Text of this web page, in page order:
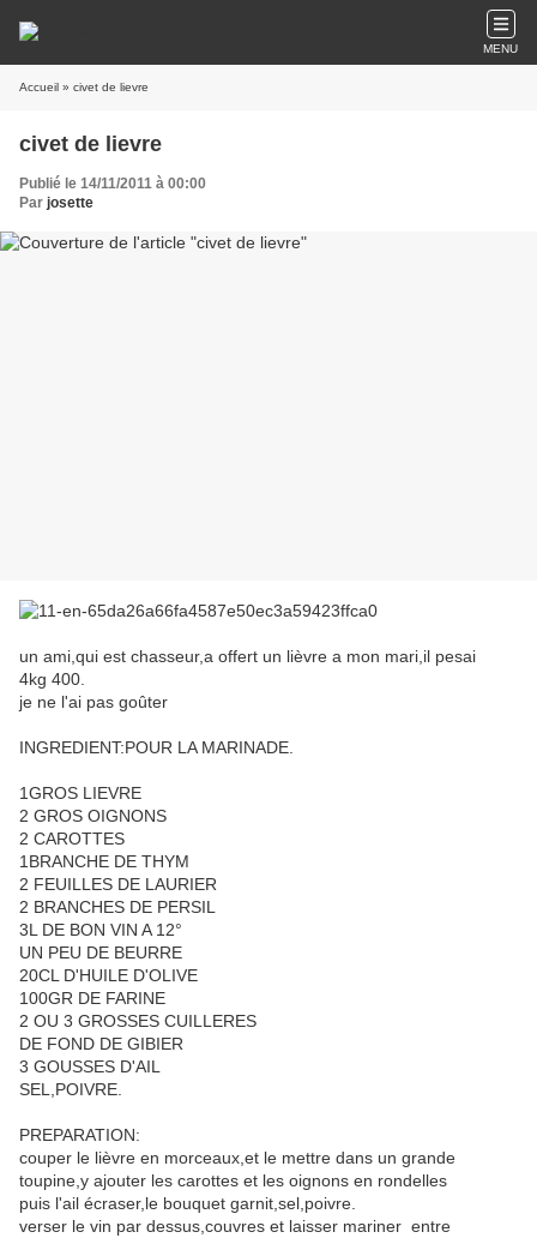
MENU
Accueil » civet de lievre
civet de lievre
Publié le 14/11/2011 à 00:00
Par josette
un ami,qui est chasseur,a offert un lièvre a mon mari,il pesai
4kg 400.
je ne l'ai pas goûter
INGREDIENT:POUR LA MARINADE.
1GROS LIEVRE
2 GROS OIGNONS
2 CAROTTES
1BRANCHE DE THYM
2 FEUILLES DE LAURIER
2 BRANCHES DE PERSIL
3L DE BON VIN A 12°
UN PEU DE BEURRE
20CL D'HUILE D'OLIVE
100GR DE FARINE
2 OU 3 GROSSES CUILLERES
DE FOND DE GIBIER
3 GOUSSES D'AIL
SEL,POIVRE.
PREPARATION:
couper le lièvre en morceaux,et le mettre dans un grande
toupine,y ajouter les carottes et les oignons en rondelles
puis l'ail écraser,le bouquet garnit,sel,poivre.
verser le vin par dessus,couvres et laisser mariner entre